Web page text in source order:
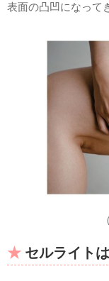
表面の凸凹になって
セルライト